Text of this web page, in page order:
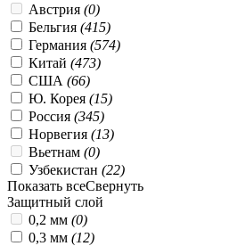
Австрия (0)
Бельгия (415)
Германия (574)
Китай (473)
США (66)
Ю. Корея (15)
Россия (345)
Норвегия (13)
Вьетнам (0)
Узбекистан (22)
Показать всеСвернуть
Защитный слой
0,2 мм (0)
0,3 мм (12)